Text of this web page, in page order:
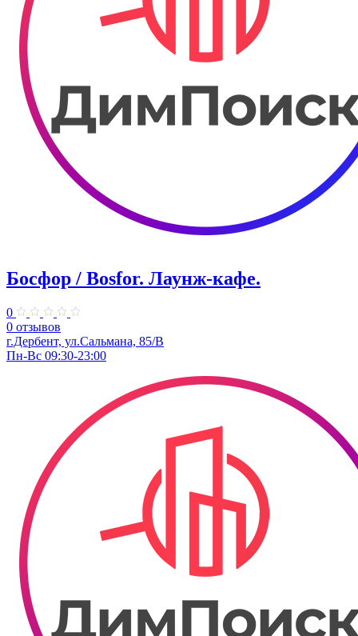
Босфор / Bosfor. ​Лаунж-кафе.
0
0 отзывов
г.Дербент, ул.​Сальмана, 85/В
Пн-Вс 09:30-23:00